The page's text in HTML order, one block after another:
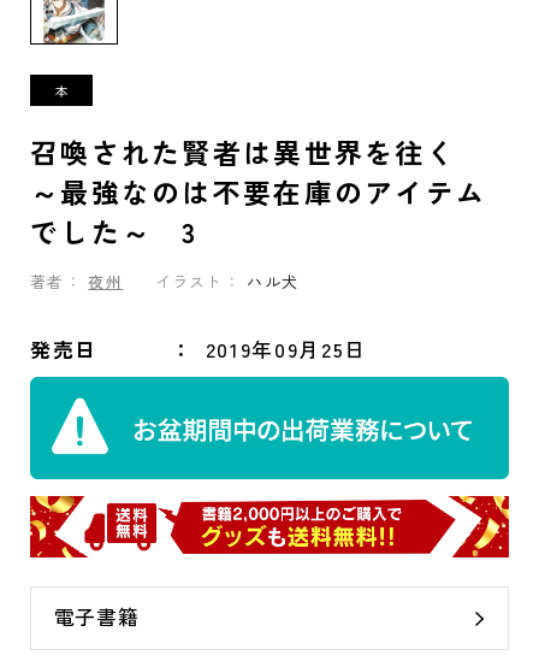
召喚された賢者は異世界を往く
～最強なのは不要在庫のアイテム
でした～ 3
著者： 夜州 イラスト： ハル犬
発売日 2019年09月25日
電子書籍